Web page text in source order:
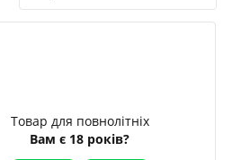
Товар для повнолітніх
Вам є 18 років?